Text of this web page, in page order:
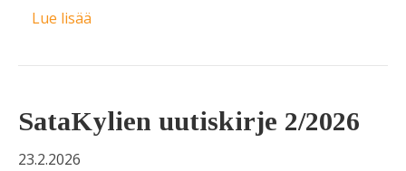
Lue lisää
SataKylien uutiskirje 2/2026
23.2.2026